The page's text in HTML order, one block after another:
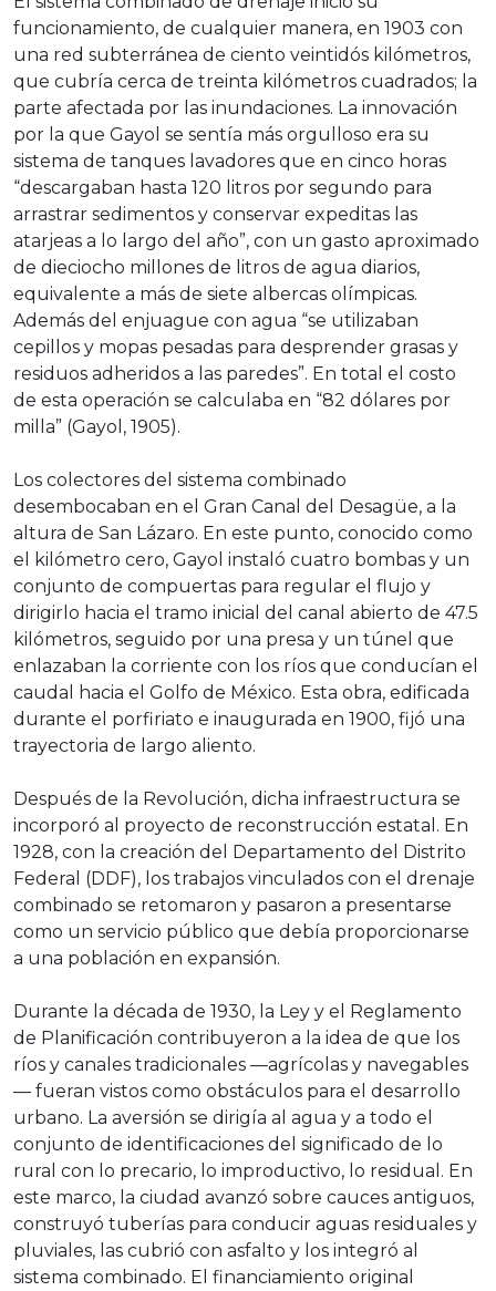
funcionamiento, de cualquier manera, en 1903 con
una red subterránea de ciento veintidós kilómetros,
que cubría cerca de treinta kilómetros cuadrados; la
parte afectada por las inundaciones. La innovación
por la que Gayol se sentía más orgulloso era su
sistema de tanques lavadores que en cinco horas
“descargaban hasta 120 litros por segundo para
arrastrar sedimentos y conservar expeditas las
atarjeas a lo largo del año”, con un gasto aproximado
de dieciocho millones de litros de agua diarios,
equivalente a más de siete albercas olímpicas.
Además del enjuague con agua “se utilizaban
cepillos y mopas pesadas para desprender grasas y
residuos adheridos a las paredes”. En total el costo
de esta operación se calculaba en “82 dólares por
milla” (Gayol, 1905).
Los colectores del sistema combinado
desembocaban en el Gran Canal del Desagüe, a la
altura de San Lázaro. En este punto, conocido como
el kilómetro cero, Gayol instaló cuatro bombas y un
conjunto de compuertas para regular el flujo y
dirigirlo hacia el tramo inicial del canal abierto de 47.5
kilómetros, seguido por una presa y un túnel que
enlazaban la corriente con los ríos que conducían el
caudal hacia el Golfo de México. Esta obra, edificada
durante el porfiriato e inaugurada en 1900, fijó una
trayectoria de largo aliento.
Después de la Revolución, dicha infraestructura se
incorporó al proyecto de reconstrucción estatal. En
1928, con la creación del Departamento del Distrito
Federal (DDF), los trabajos vinculados con el drenaje
combinado se retomaron y pasaron a presentarse
como un servicio público que debía proporcionarse
a una población en expansión.
Durante la década de 1930, la Ley y el Reglamento
de Planificación contribuyeron a la idea de que los
ríos y canales tradicionales —agrícolas y navegables
— fueran vistos como obstáculos para el desarrollo
urbano. La aversión se dirigía al agua y a todo el
conjunto de identificaciones del significado de lo
rural con lo precario, lo improductivo, lo residual. En
este marco, la ciudad avanzó sobre cauces antiguos,
construyó tuberías para conducir aguas residuales y
pluviales, las cubrió con asfalto y los integró al
sistema combinado. El financiamiento original